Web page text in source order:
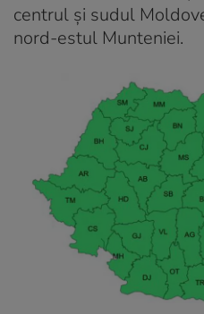
centrul și sudul
nord-estul Munteniei.